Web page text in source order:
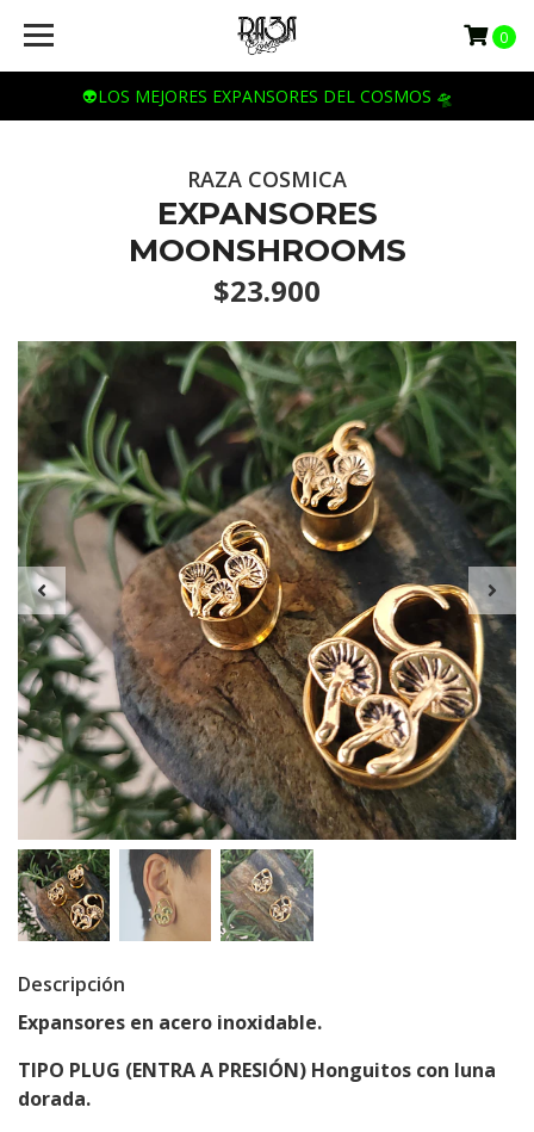
👽LOS MEJORES EXPANSORES DEL COSMOS 🛸
0
RAZA COSMICA
EXPANSORES
MOONSHROOMS
$23.900
Descripción
Expansores en acero inoxidable.
TIPO PLUG (ENTRA A PRESIÓN) Honguitos con luna
dorada.